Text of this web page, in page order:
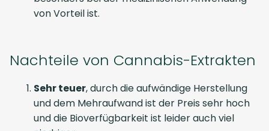
von Vorteil ist.
Nachteile von Cannabis-Extrakten
Sehr teuer, durch die aufwändige Herstellung
und dem Mehraufwand ist der Preis sehr hoch
und die Bioverfügbarkeit ist leider auch viel